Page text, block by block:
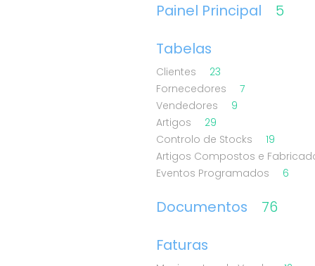
Painel Principal
5
Tabelas
Clientes
23
Fornecedores
7
Vendedores
9
Artigos
29
Controlo de Stocks
19
Artigos Compostos e
Eventos Programados
6
Documentos
76
Faturas